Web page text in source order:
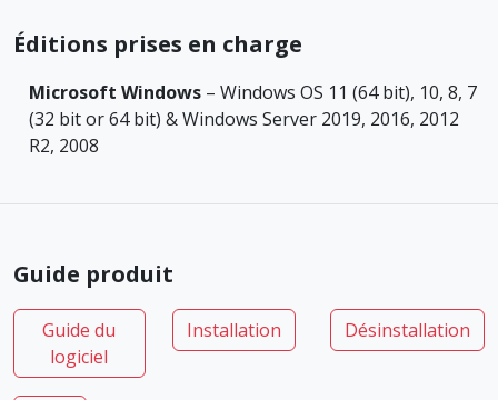
Éditions prises en charge
Microsoft Windows – Windows OS 11 (64 bit), 10, 8, 7
(32 bit or 64 bit) & Windows Server 2019, 2016, 2012
R2, 2008
Guide produit
Guide du
logiciel
Installation Désinstallation